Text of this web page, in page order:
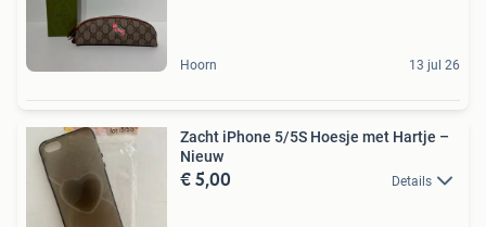
Hoorn 13 jul 26
Zacht iPhone 5/5S Hoesje met Hartje –
Nieuw
€ 5,00 Details